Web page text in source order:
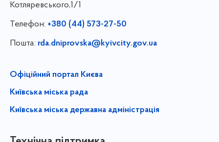
Котляревського,1/1
Телефон: +380 (44) 573-27-50
Пошта: rda.dniprovska@kyivcity.gov.ua
Офіційний портал Києва
Київська міська рада
Київська міська державна адміністрація